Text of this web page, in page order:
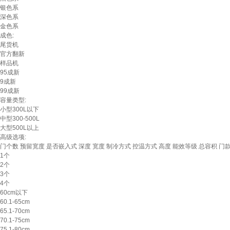
银色系
深色系
金色系
成色:
尾货机
官方翻新
样品机
95成新
9成新
99成新
容量类型:
小型300L以下
中型300-500L
大型500L以上
高级选项:
门个数 预留宽度 是否嵌入式 深度 宽度 制冷方式 控温方式 高度 能效等级 总容积 门
1个
2个
3个
4个
60cm以下
60.1-65cm
65.1-70cm
70.1-75cm